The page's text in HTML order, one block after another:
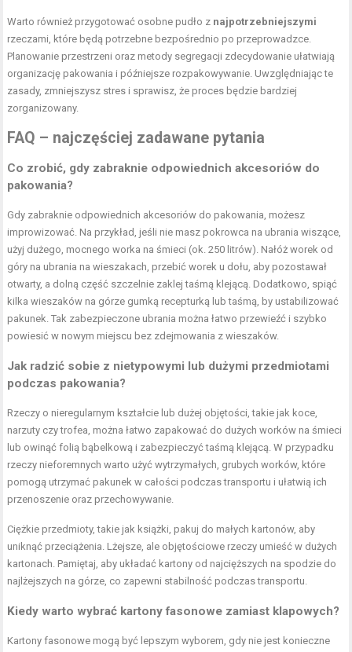
Warto również przygotować osobne pudło z najpotrzebniejszymi
rzeczami, które będą potrzebne bezpośrednio po przeprowadzce.
Planowanie przestrzeni oraz metody segregacji zdecydowanie ułatwiają
organizację pakowania i późniejsze rozpakowywanie. Uwzględniając te
zasady, zmniejszysz stres i sprawisz, że proces będzie bardziej
zorganizowany.
FAQ – najczęściej zadawane pytania
Co zrobić, gdy zabraknie odpowiednich akcesoriów do
pakowania?
Gdy zabraknie odpowiednich akcesoriów do pakowania, możesz
improwizować. Na przykład, jeśli nie masz pokrowca na ubrania wiszące,
użyj dużego, mocnego worka na śmieci (ok. 250 litrów). Nałóż worek od
góry na ubrania na wieszakach, przebić worek u dołu, aby pozostawał
otwarty, a dolną część szczelnie zaklej taśmą klejącą. Dodatkowo, spiąć
kilka wieszaków na górze gumką recepturką lub taśmą, by ustabilizować
pakunek. Tak zabezpieczone ubrania można łatwo przewieźć i szybko
powiesić w nowym miejscu bez zdejmowania z wieszaków.
Jak radzić sobie z nietypowymi lub dużymi przedmiotami
podczas pakowania?
Rzeczy o nieregularnym kształcie lub dużej objętości, takie jak koce,
narzuty czy trofea, można łatwo zapakować do dużych worków na śmieci
lub owinąć folią bąbelkową i zabezpieczyć taśmą klejącą. W przypadku
rzeczy nieforemnych warto użyć wytrzymałych, grubych worków, które
pomogą utrzymać pakunek w całości podczas transportu i ułatwią ich
przenoszenie oraz przechowywanie.
Ciężkie przedmioty, takie jak książki, pakuj do małych kartonów, aby
uniknąć przeciążenia. Lżejsze, ale objętościowe rzeczy umieść w dużych
kartonach. Pamiętaj, aby układać kartony od najcięższych na spodzie do
najlżejszych na górze, co zapewni stabilność podczas transportu.
Kiedy warto wybrać kartony fasonowe zamiast klapowych?
Kartony fasonowe mogą być lepszym wyborem, gdy nie jest konieczne